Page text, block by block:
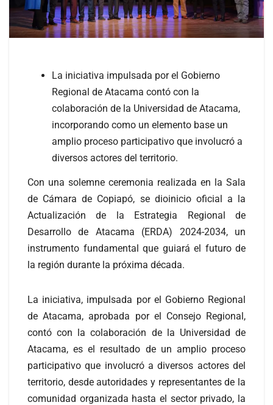
La iniciativa impulsada por el Gobierno
Regional de Atacama contó con la
colaboración de la Universidad de Atacama,
incorporando como un elemento base un
amplio proceso participativo que involucró a
diversos actores del territorio.
Con una solemne ceremonia realizada en la Sala
de Cámara de Copiapó, se dioinicio oficial a la
Actualización de la Estrategia Regional de
Desarrollo de Atacama (ERDA) 2024-2034, un
instrumento fundamental que guiará el futuro de
la región durante la próxima década.
La iniciativa, impulsada por el Gobierno Regional
de Atacama, aprobada por el Consejo Regional,
contó con la colaboración de la Universidad de
Atacama, es el resultado de un amplio proceso
participativo que involucró a diversos actores del
territorio, desde autoridades y representantes de la
comunidad organizada hasta el sector privado, la